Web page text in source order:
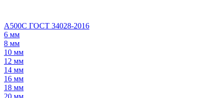
А500С ГОСТ 34028-2016
6 мм
8 мм
10 мм
12 мм
14 мм
16 мм
18 мм
20 мм